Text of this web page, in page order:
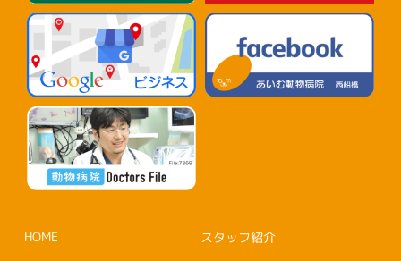
HOME
スタッフ紹介